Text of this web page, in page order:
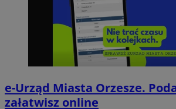
e-Urząd Miasta Orzesze.
załatwisz online